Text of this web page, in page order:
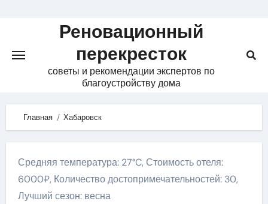
Реновационный
перекресток
советы и рекомендации экспертов по
благоустройству дома
Главная Хабаровск
Средняя температура: 27°C, Стоимость отеля:
6000₽, Количество достопримечательностей: 30,
Лучший сезон: весна